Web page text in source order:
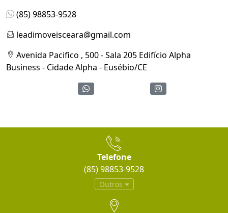
(85) 98853-9528
leadimoveisceara@gmail.com
Avenida Pacifico , 500 - Sala 205 Edifício Alpha
Business - Cidade Alpha - Eusébio/CE
Telefone
(85) 98853-9528
Outros